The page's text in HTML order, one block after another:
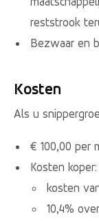
reststrook
Bezwaar en
Kosten
Als u
€ 100,00 per
Kosten koper:
kosten
10,4%